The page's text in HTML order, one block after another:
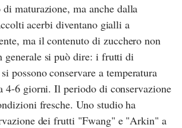
maturazione, ma anche dalla
acerbi diventano gialli a
ma il contenuto di zucchero non
generale si può dire: i frutti di
possono conservare a temperatura
4-6 giorni. Il periodo di conservazione
fresche. Uno studio ha
dei frutti "Fwang" e "Arkin" a